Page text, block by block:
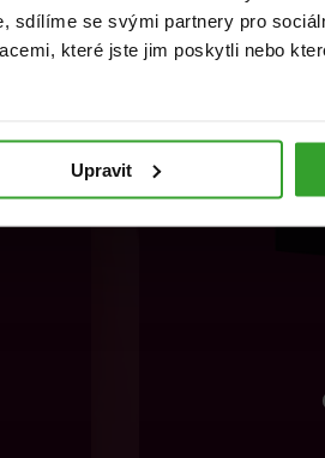
sdílíme se svými partnery pro
které jste jim poskytli nebo
Upravit